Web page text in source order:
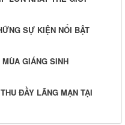
SỰ KIỆN NỔI BẬT
GIÁNG SINH
ĐẦY LÃNG MẠN TẠI